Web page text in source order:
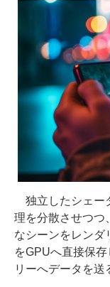
独立したシェー
理を分散させつつ
なシーンをレンダ
をGPUへ直接保
リーへデータを送